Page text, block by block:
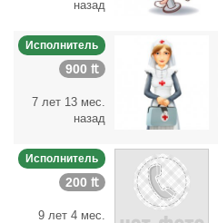
назад
Исполнитель
900 ₶
7 лет 13 мес.
назад
Исполнитель
200 ₶
9 лет 4 мес.